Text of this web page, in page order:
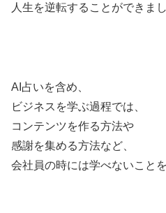
人生を逆転することができまし
AI占いを含め、
ビジネスを学ぶ過程では、
コンテンツを作る方法や
感謝を集める方法など、
会社員の時には学べないこと